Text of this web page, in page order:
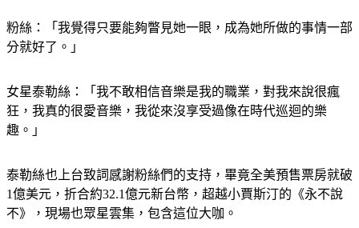
粉絲：「我覺得只要能夠瞥見她一眼，成為她所做的事情一部
女星泰勒絲：「我不敢相信音樂是我的職業，對我來說很瘋
狂，我真的很愛音樂，我從來沒享受過像在時代巡迴的樂
泰勒絲也上台致詞感謝粉絲們的支持，畢竟全美預售票房就破
1億美元，折合約32.1億元新台幣，超越小賈斯汀的《永不說